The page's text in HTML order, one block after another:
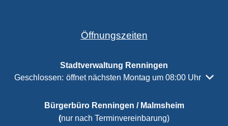
Öffnungszeiten
Stadtverwaltung Renningen
Klicken, um weitere Öffnungs- oder Schließzeiten
Geschlossen: öffnet nächsten Montag um 08:00 Uhr
Bürgerbüro Renningen / Malmsheim
(nur nach Terminvereinbarung)